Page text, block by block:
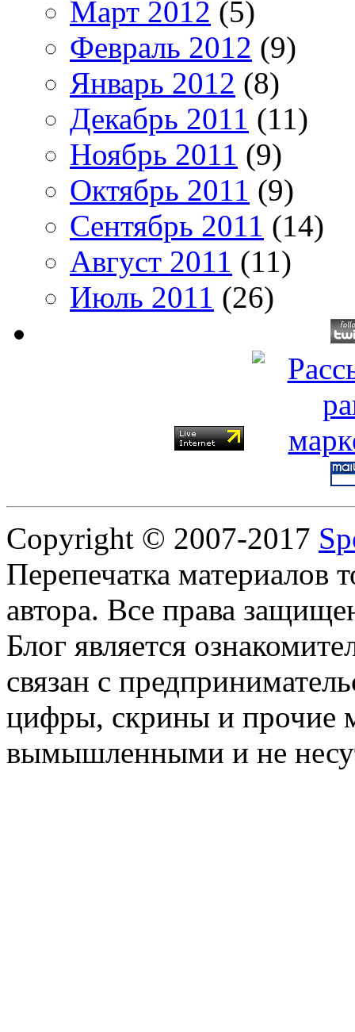
Март 2012 (5)
Февраль 2012 (9)
Январь 2012 (8)
Декабрь 2011 (11)
Ноябрь 2011 (9)
Октябрь 2011 (9)
Сентябрь 2011 (14)
Август 2011 (11)
Июль 2011 (26)
Copyright © 2007-2017
Перепечатка материалов
автора. Все права
Блог является
связан с
цифры, скрины и прочие
вымышленными и не